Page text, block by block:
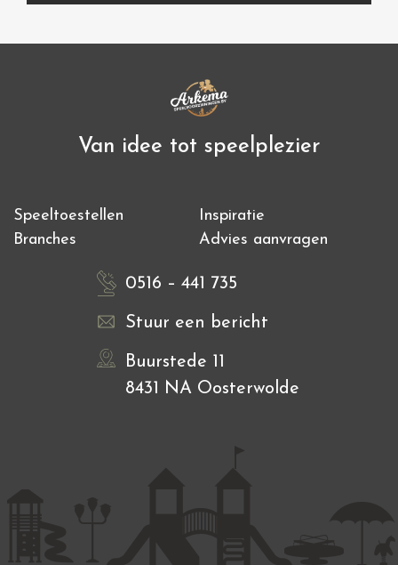
Van idee tot speelplezier
Speeltoestellen
Inspiratie
Branches
Advies aanvragen
0516 – 441 735
Stuur een bericht
Buurstede 11
8431 NA Oosterwolde